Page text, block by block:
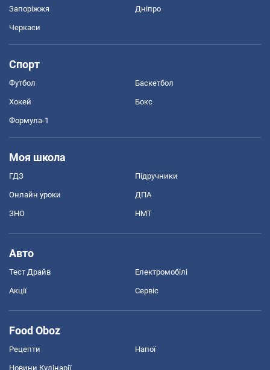
Запоріжжя Дніпро
Черкаси
Спорт
Футбол Баскетбол
Хокей Бокс
Формула-1
Моя школа
ГДЗ Підручники
Онлайн уроки ДПА
ЗНО НМТ
Авто
Тест Драйв Електромобілі
Акції Сервіс
Food Oboz
Рецепти Напої
Новини Кулінарії